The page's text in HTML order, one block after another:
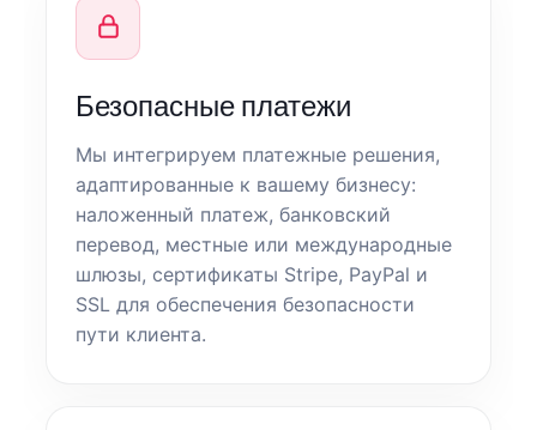
Безопасные платежи
Мы интегрируем платежные решения,
адаптированные к вашему бизнесу:
наложенный платеж, банковский
перевод, местные или международные
шлюзы, сертификаты Stripe, PayPal и
SSL для обеспечения безопасности
пути клиента.